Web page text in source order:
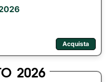
Acquista
2026